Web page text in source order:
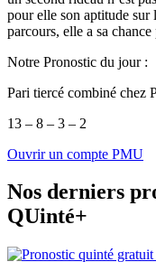
pour elle son aptitude sur
parcours, elle a sa
Notre Pronostic du jour :
Pari tiercé combiné chez
13 – 8 – 3 – 2
Ouvrir un compte PMU
Nos derniers
QUinté+